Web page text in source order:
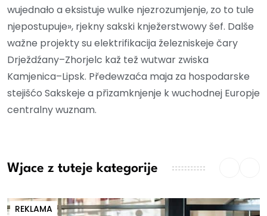
wujednało a eksistuje wulke njezrozumjenje, zo to tule
njepostupuje», rjekny sakski knježerstwowy šef. Dalše
wažne projekty su elektrifikacija železniskeje čary
Drježdźany–Zhorjelc kaž tež wutwar zwiska
Kamjenica–Lipsk. Předewzaća maja za hospodarske
stejišćo Sakskeje a přizamknjenje k wuchodnej Europje
centralny wuznam.
Wjace z tuteje kategorije
REKLAMA